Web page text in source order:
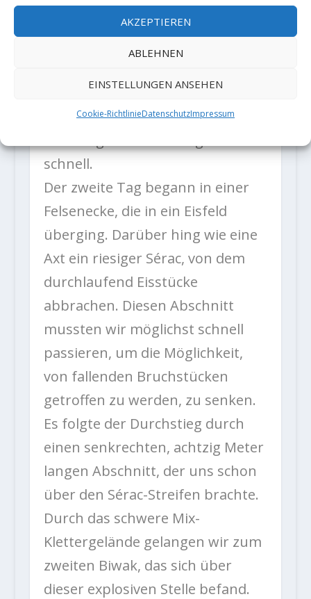
AKZEPTIEREN
ABLEHNEN
EINSTELLUNGEN ANSEHEN
Cookie-RichtlinieDatenschutzImpressum
dem Moment an derjenigen Stelle
befänden. Besonders wenn wir
vorbeimussten. Den
grauenhaften Gedanken
schnell.
Der zweite Tag begann in einer
Felsenecke, die in ein Eisfeld
überging. Darüber hing wie eine
Axt ein riesiger Sérac, von dem
durchlaufend Eisstücke
abbrachen. Diesen Abschnitt
mussten wir möglichst schnell
passieren, um die Möglichkeit,
von fallenden Bruchstücken
getroffen zu werden, zu senken.
Es folgte der Durchstieg durch
einen senkrechten, achtzig Meter
langen Abschnitt, der uns schon
über den Sérac-Streifen brachte.
Durch das schwere Mix-
Klettergelände gelangen wir zum
zweiten Biwak, das sich über
dieser explosiven Stelle befand.